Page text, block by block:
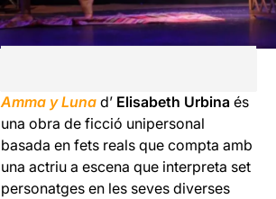
Amma y Lunad’ Elisabeth Urbina és
una obra de ficció unipersonal
basada en fets reals que compta amb
una actriu a escena que interpreta set
personatges en les seves diverses